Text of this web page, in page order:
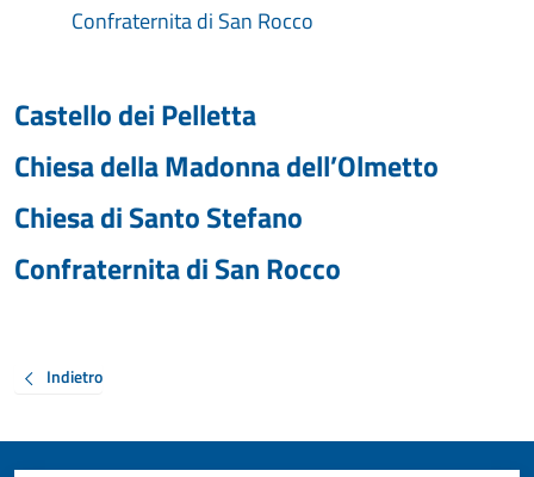
Confraternita di San Rocco
Castello dei Pelletta
Chiesa della Madonna dell’Olmetto
Chiesa di Santo Stefano
Confraternita di San Rocco
Indietro